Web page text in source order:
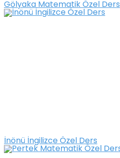
Gölyaka Matematik Özel Ders
İnönü İngilizce Özel Ders